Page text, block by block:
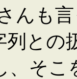
んも
列との
、そ